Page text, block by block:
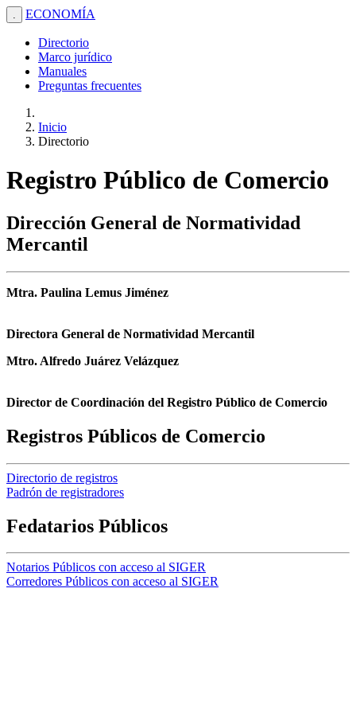
. ECONOMÍA
Directorio
Marco jurídico
Manuales
Preguntas frecuentes
Inicio
Directorio
Registro Público de Comercio
Dirección General de Normatividad
Mercantil
Mtra. Paulina Lemus Jiménez
Directora General de Normatividad Mercantil
Mtro. Alfredo Juárez Velázquez
Director de Coordinación del Registro Público de Comercio
Registros Públicos de Comercio
Directorio de registros
Padrón de registradores
Fedatarios Públicos
Notarios Públicos con acceso al SIGER
Corredores Públicos con acceso al SIGER